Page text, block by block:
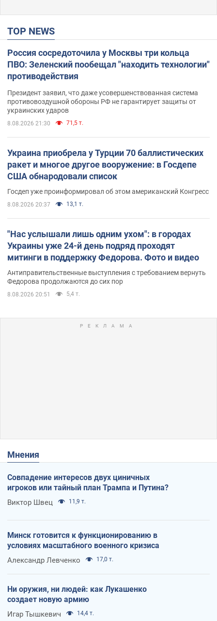
TOP NEWS
Россия сосредоточила у Москвы три кольца
ПВО: Зеленский пообещал "находить технологии"
противодействия
Президент заявил, что даже усовершенствованная система
противовоздушной обороны РФ не гарантирует защиты от
украинских ударов
8.08.2026 21:30 71,5 т.
Украина приобрела у Турции 70 баллистических
ракет и многое другое вооружение: в Госдепе
США обнародовали список
Госдеп уже проинформировал об этом американский Конгресс
8.08.2026 20:37 13,1 т.
"Нас услышали лишь одним ухом": в городах
Украины уже 24-й день подряд проходят
митинги в поддержку Федорова. Фото и видео
Антиправительственные выступления с требованием вернуть
Федорова продолжаются до сих пор
8.08.2026 20:51 5,4 т.
Мнения
Совпадение интересов двух циничных
игроков или тайный план Трампа и Путина?
Виктор Швец 11,9 т.
Минск готовится к функционированию в
условиях масштабного военного кризиса
Александр Левченко 17,0 т.
Ни оружия, ни людей: как Лукашенко
создает новую армию
Игар Тышкевич 14,4 т.